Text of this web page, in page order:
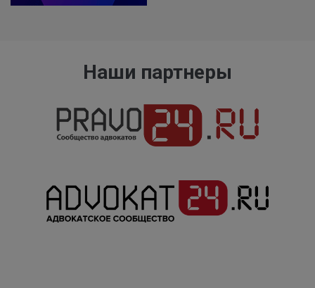
Наши партнеры